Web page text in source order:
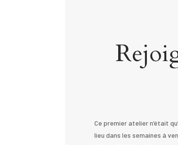
Ce premier atelier n’était
lieu dans les semaines à